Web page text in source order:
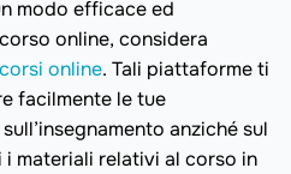
modo efficace ed
online, considera
online. Tali piattaforme ti
facilmente le tue
anziché sul
materiali relativi al corso in